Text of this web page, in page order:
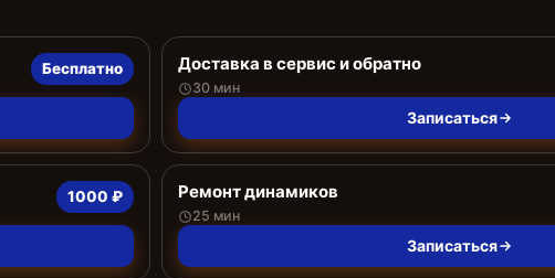
Бесплатно Доставка в сервис и обратно
30 мин
Записаться
1000 ₽ Ремонт динамиков
25 мин
Записаться